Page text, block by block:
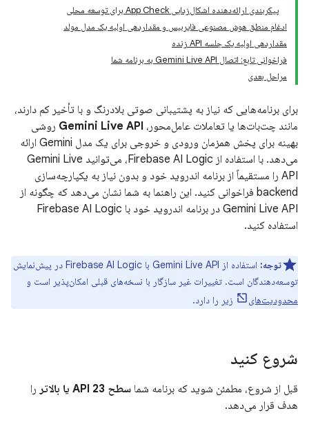
پیکربندی ارائه‌دهنده اشکال‌زدایی App Check برای توسعه محلی
ادغام منطق هوش مصنوعی فایربیس و مقداردهی اولیه یک مدل مولد
مقداردهی اولیه یک جلسه API زنده
فراخوانی تابع: اتصال Gemini Live API به برنامه شما
مراحل بعدی
برای برنامه‌هایی که نیاز به پشتیبانی صوتی بلادرنگ و با تأخیر کم دارند،
مانند چت‌بات‌ها یا تعاملات عامل‌محور، Gemini Live API روشی
بهینه برای پخش همزمان ورودی و خروجی برای یک مدل Gemini ارائه
می‌دهد. با استفاده از Firebase AI Logic، می‌توانید Gemini Live
API را مستقیماً از برنامه اندروید خود و بدون نیاز به یکپارچه‌سازی
backend فراخوانی کنید. این راهنما به شما نشان می‌دهد که چگونه از
Gemini Live API در برنامه اندروید خود با Firebase AI Logic
استفاده کنید.
توجه:
استفاده از Gemini Live API با Firebase AI Logic در پیش‌نمایش
توسعه‌دهندگان است. تغییرات غیر سازگار با نسخه‌های قبلی امکان‌پذیر است و
محدودیت‌های
زیر را دارد.
شروع کنید
قبل از شروع، مطمئن شوید که برنامه شما سطح API 23 یا بالاتر
را
هدف قرار می‌دهد.